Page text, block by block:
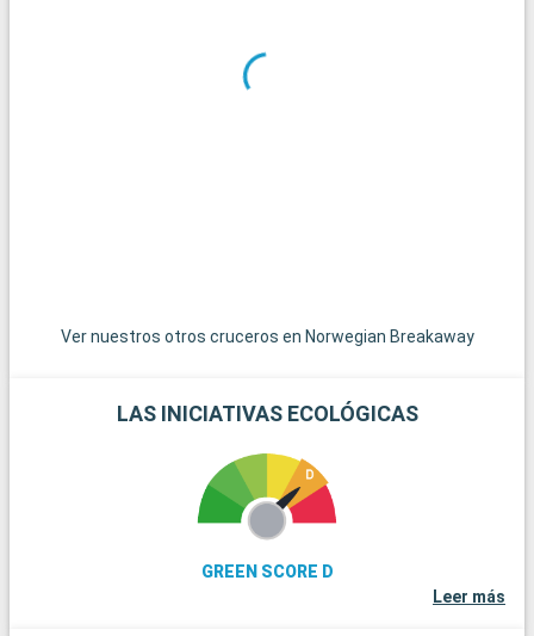
Ver nuestros otros cruceros en Norwegian Breakaway
LAS INICIATIVAS ECOLÓGICAS
GREEN SCORE D
Leer más